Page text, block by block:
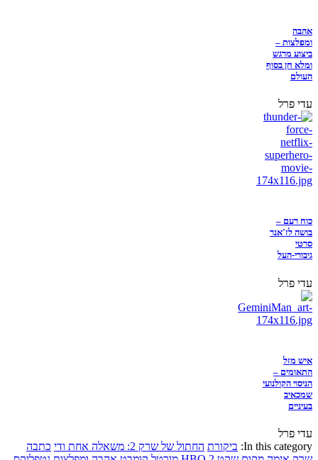
אהבה
ומפלצות –
ביצוע מרגש
ומלא חן בסוף
העולם
עדי פרל
כוח רעם –
בושה לז'אנר
סרטי
גיבורי-העל
עדי פרל
איש מזל
התאומים –
הניסוי הקולנועי
שמכאיב
בעיניים
עדי פרל
In this category: ביקורת החתול של שרק 2: משאלה אחת ודי
כתבה